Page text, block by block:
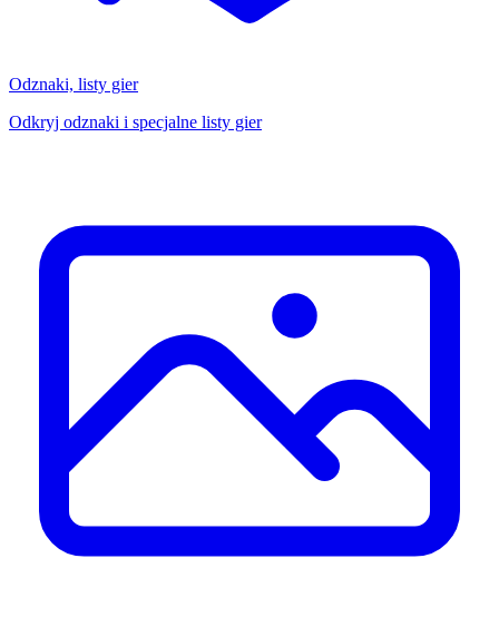
Odznaki, listy gier
Odkryj odznaki i specjalne listy gier